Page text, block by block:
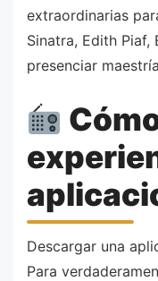
extraordinarias
Sinatra, Edith Piaf,
presenciar
Descargar una
Para